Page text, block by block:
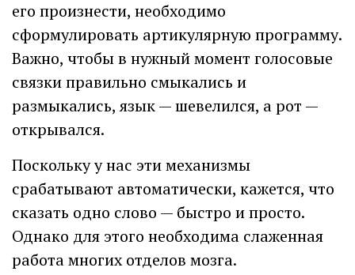
его произнести, необходимо
сформулировать артикулярную программу.
Важно, чтобы в нужный момент голосовые
связки правильно смыкались и
размыкались, язык — шевелился, а рот —
открывался.
Поскольку у нас эти механизмы
срабатывают автоматически, кажется, что
сказать одно слово — быстро и просто.
Однако для этого необходима слаженная
работа многих отделов мозга.